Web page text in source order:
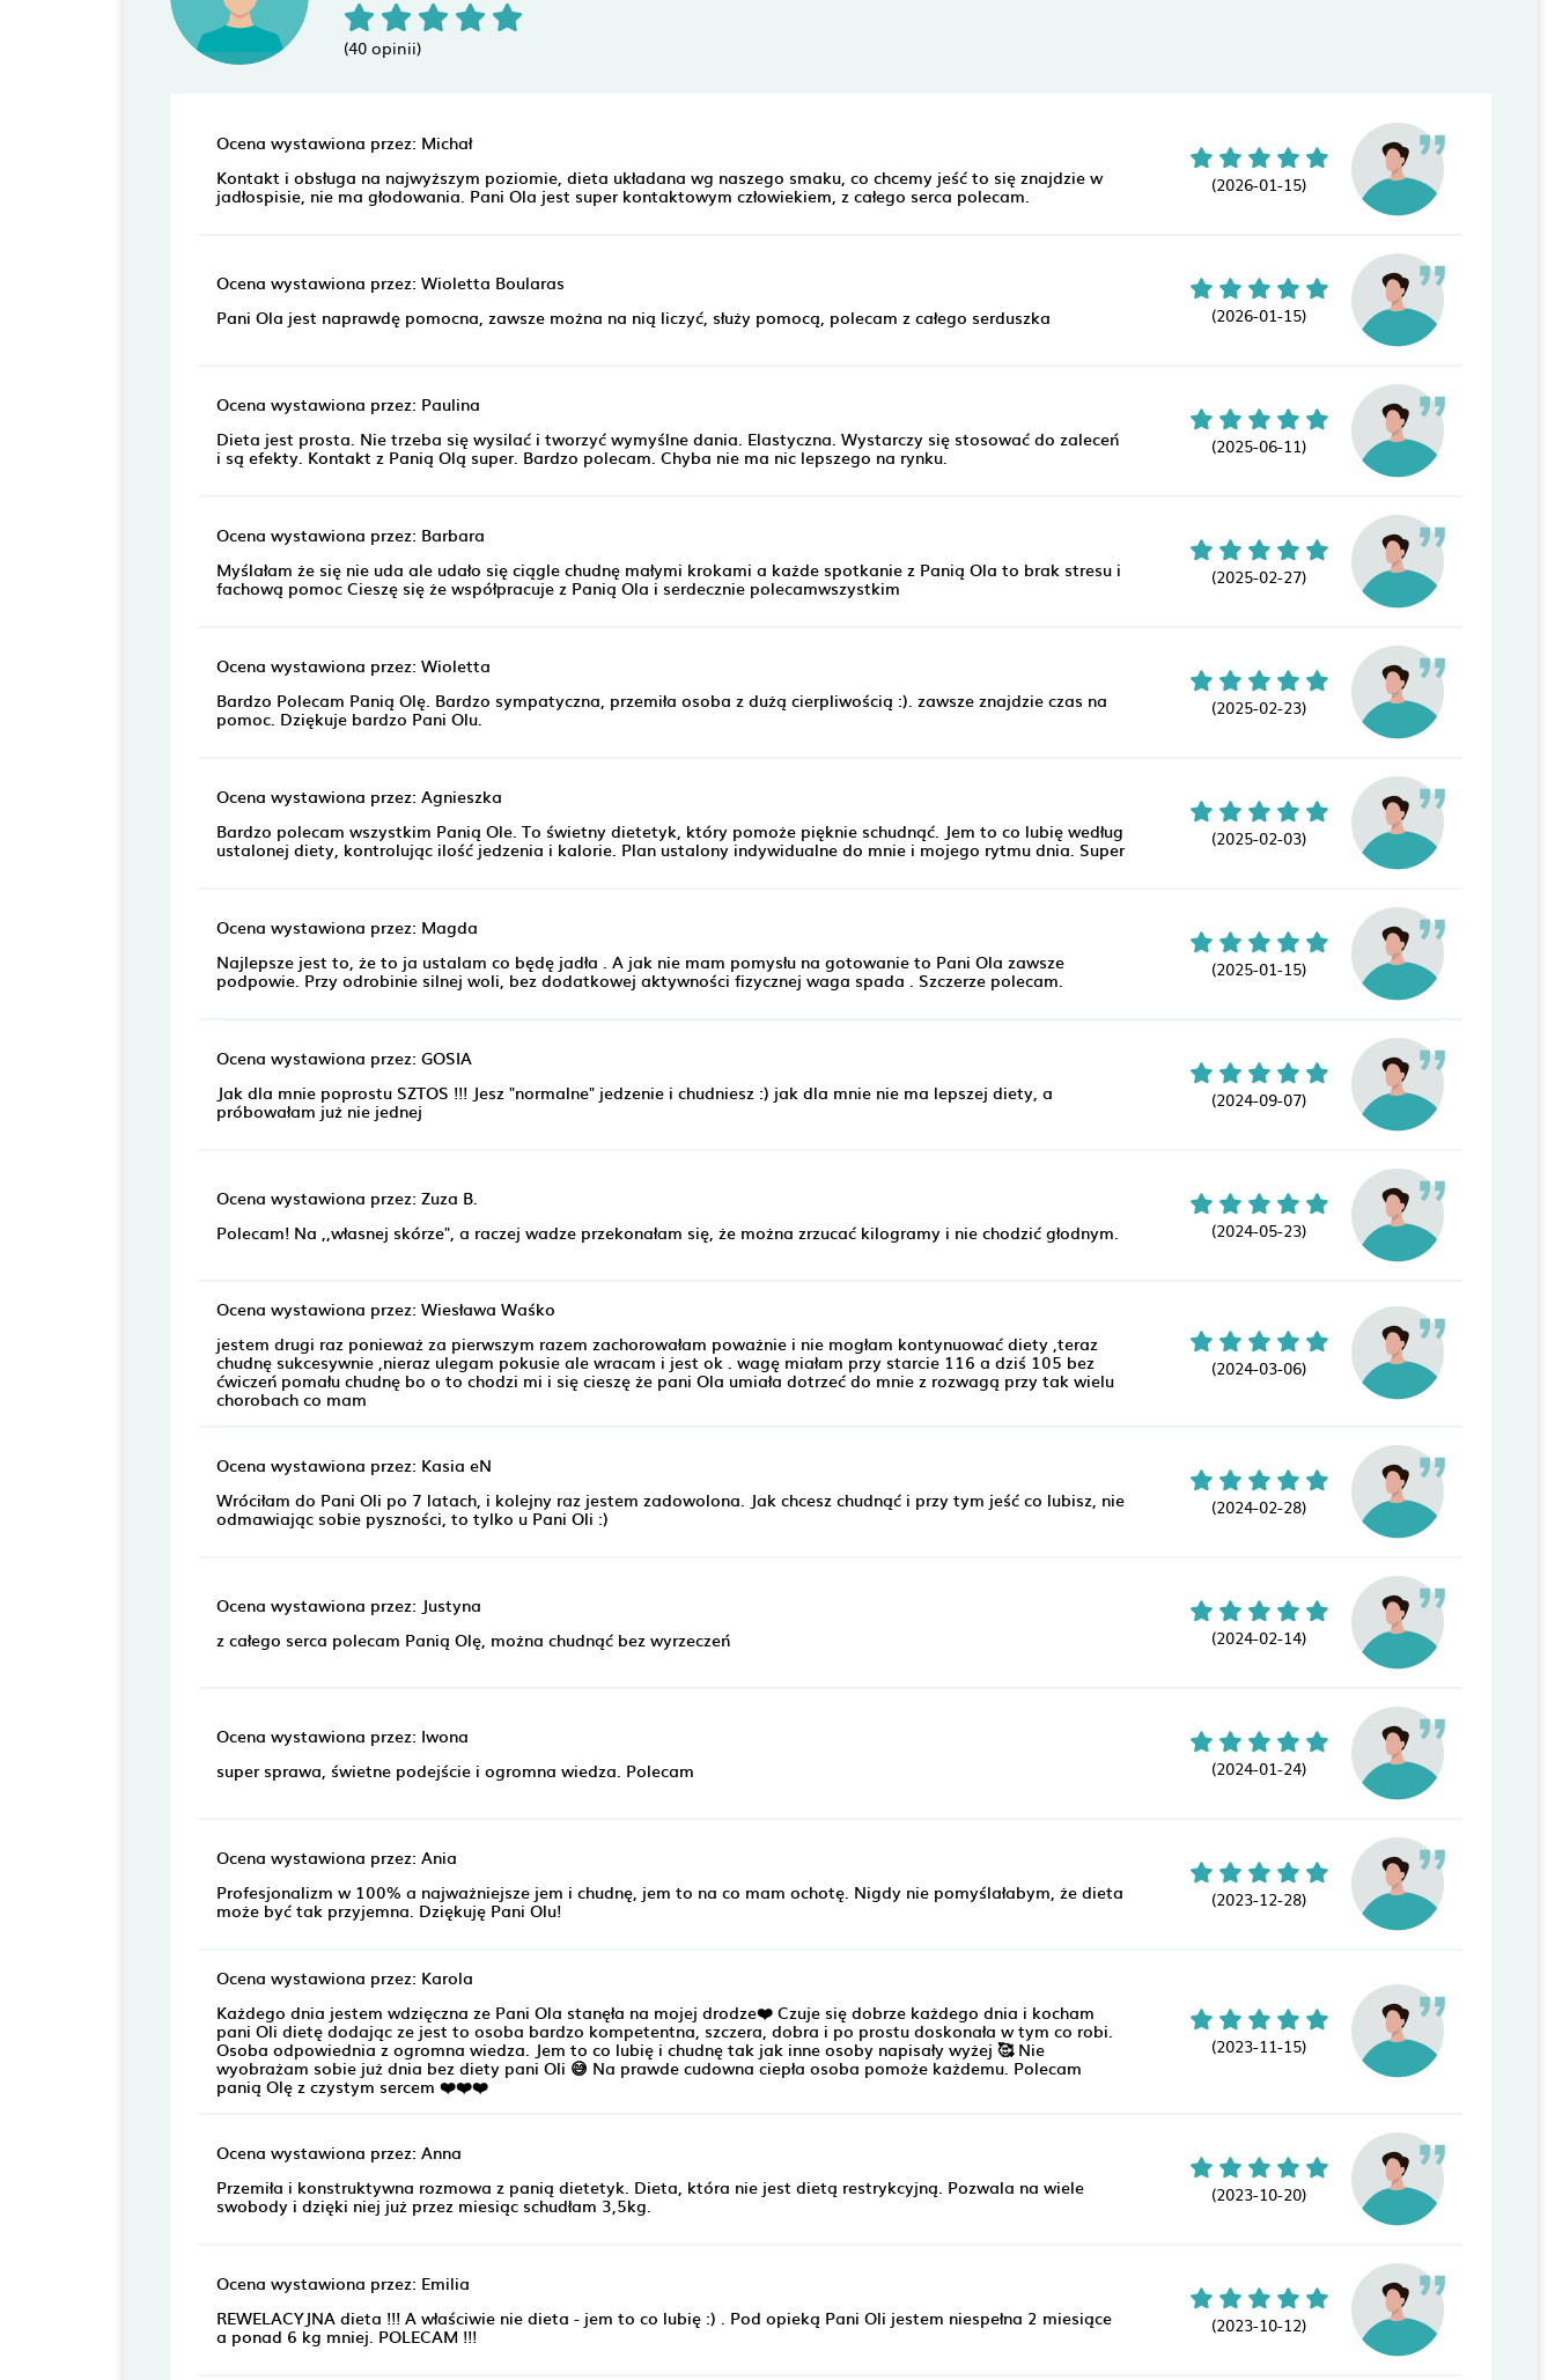
(40 opinii)
Ocena wystawiona przez: Michał
Kontakt i obsługa na najwyższym poziomie, dieta układana wg naszego smaku, co chcemy jeść to się znajdzie w
jadłospisie, nie ma głodowania. Pani Ola jest super kontaktowym człowiekiem, z całego serca polecam. (2026-01-15)
Ocena wystawiona przez: Wioletta Boularas
Pani Ola jest naprawdę pomocna, zawsze można na nią liczyć, służy pomocą, polecam z całego serduszka
(2026-01-15)
Ocena wystawiona przez: Paulina
Dieta jest prosta. Nie trzeba się wysilać i tworzyć wymyślne dania. Elastyczna. Wystarczy się stosować do zaleceń
i są efekty. Kontakt z Panią Olą super. Bardzo polecam. Chyba nie ma nic lepszego na rynku. (2025-06-11)
Ocena wystawiona przez: Barbara
Myślałam że się nie uda ale udało się ciągle chudnę małymi krokami a każde spotkanie z Panią Ola to brak stresu i
fachową pomoc Cieszę się że współpracuje z Panią Ola i serdecznie polecamwszystkim (2025-02-27)
Ocena wystawiona przez: Wioletta
Bardzo Polecam Panią Olę. Bardzo sympatyczna, przemiła osoba z dużą cierpliwością :). zawsze znajdzie czas na
pomoc. Dziękuje bardzo Pani Olu. (2025-02-23)
Ocena wystawiona przez: Agnieszka
Bardzo polecam wszystkim Panią Ole. To świetny dietetyk, który pomoże pięknie schudnąć. Jem to co lubię według
ustalonej diety, kontrolując ilość jedzenia i kalorie. Plan ustalony indywidualne do mnie i mojego rytmu dnia. Super (2025-02-03)
Ocena wystawiona przez: Magda
Najlepsze jest to, że to ja ustalam co będę jadła . A jak nie mam pomysłu na gotowanie to Pani Ola zawsze
podpowie. Przy odrobinie silnej woli, bez dodatkowej aktywności fizycznej waga spada . Szczerze polecam. (2025-01-15)
Ocena wystawiona przez: GOSIA
Jak dla mnie poprostu SZTOS !!! Jesz "normalne" jedzenie i chudniesz :) jak dla mnie nie ma lepszej diety, a
próbowałam już nie jednej (2024-09-07)
Ocena wystawiona przez: Zuza B.
Polecam! Na ,,własnej skórze", a raczej wadze przekonałam się, że można zrzucać kilogramy i nie chodzić głodnym.
(2024-05-23)
Ocena wystawiona przez: Wiesława Waśko
jestem drugi raz ponieważ za pierwszym razem zachorowałam poważnie i nie mogłam kontynuować diety ,teraz
chudnę sukcesywnie ,nieraz ulegam pokusie ale wracam i jest ok . wagę miałam przy starcie 116 a dziś 105 bez
ćwiczeń pomału chudnę bo o to chodzi mi i się cieszę że pani Ola umiała dotrzeć do mnie z rozwagą przy tak wielu
chorobach co mam
(2024-03-06)
Ocena wystawiona przez: Kasia eN
Wróciłam do Pani Oli po 7 latach, i kolejny raz jestem zadowolona. Jak chcesz chudnąć i przy tym jeść co lubisz, nie
odmawiając sobie pyszności, to tylko u Pani Oli :) (2024-02-28)
Ocena wystawiona przez: Justyna
z całego serca polecam Panią Olę, można chudnąć bez wyrzeczeń
(2024-02-14)
Ocena wystawiona przez: Iwona
super sprawa, świetne podejście i ogromna wiedza. Polecam
(2024-01-24)
Ocena wystawiona przez: Ania
Profesjonalizm w 100% a najważniejsze jem i chudnę, jem to na co mam ochotę. Nigdy nie pomyślałabym, że dieta
może być tak przyjemna. Dziękuję Pani Olu! (2023-12-28)
Ocena wystawiona przez: Karola
Każdego dnia jestem wdzięczna ze Pani Ola stanęła na mojej drodze❤️ Czuje się dobrze każdego dnia i kocham
pani Oli dietę dodając ze jest to osoba bardzo kompetentna, szczera, dobra i po prostu doskonała w tym co robi.
Osoba odpowiednia z ogromna wiedza. Jem to co lubię i chudnę tak jak inne osoby napisały wyżej 🥰 Nie
wyobrażam sobie już dnia bez diety pani Oli 😅 Na prawde cudowna ciepła osoba pomoże każdemu. Polecam
panią Olę z czystym sercem ❤️❤️❤️
(2023-11-15)
Ocena wystawiona przez: Anna
Przemiła i konstruktywna rozmowa z panią dietetyk. Dieta, która nie jest dietą restrykcyjną. Pozwala na wiele
swobody i dzięki niej już przez miesiąc schudłam 3,5kg. (2023-10-20)
Ocena wystawiona przez: Emilia
REWELACYJNA dieta !!! A właściwie nie dieta - jem to co lubię :) . Pod opieką Pani Oli jestem niespełna 2 miesiące
a ponad 6 kg mniej. POLECAM !!! (2023-10-12)